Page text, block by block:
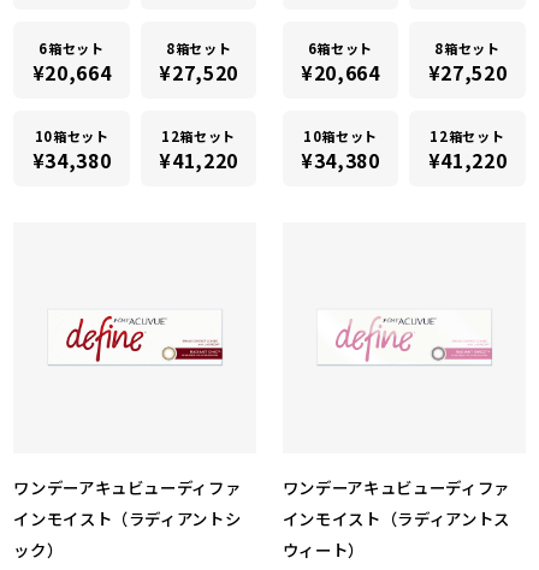
6箱セット
¥20,664
8箱セット
¥27,520
10箱セット
¥34,380
12箱セット
¥41,220
6箱セット
¥20,664
8箱セット
¥27,520
10箱セット
¥34,380
12箱セット
¥41,220
ワンデーアキュビューディファ
インモイスト（ラディアントシ
ック）
ワンデーアキュビューディファ
インモイスト（ラディアントス
ウィート）